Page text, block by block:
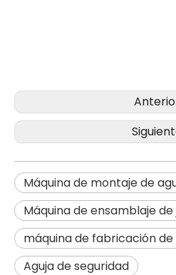
Máquina de montaje de
Máquina de ensamblaje
máquina de fabricación de
Aguja de seguridad